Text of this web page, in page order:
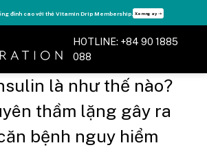
độc quyền, chỉ DÀNH RIÊNG cho Member DripClub! Chi tiết ➝
HOTLINE: +84 90 1885
088
là như thế nào?
thầm lặng gây ra
bệnh nguy hiểm